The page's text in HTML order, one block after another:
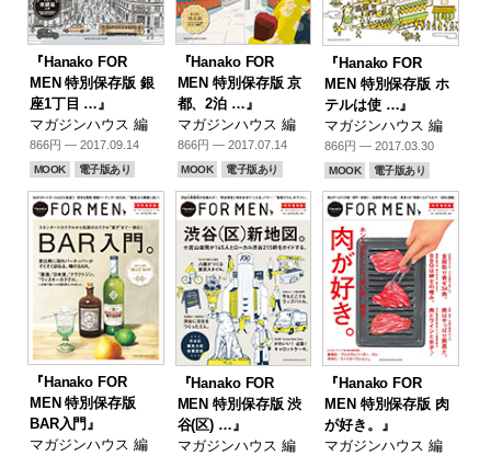
『Hanako FOR
MEN 特別保存版 銀
座1丁目 …』
マガジンハウス 編
866円 — 2017.09.14
MOOK 電子版あり
『Hanako FOR
MEN 特別保存版 京
都、2泊 …』
マガジンハウス 編
866円 — 2017.07.14
MOOK 電子版あり
『Hanako FOR
MEN 特別保存版 ホ
テルは使 …』
マガジンハウス 編
866円 — 2017.03.30
MOOK 電子版あり
『Hanako FOR
MEN 特別保存版
BAR入門』
マガジンハウス 編
『Hanako FOR
MEN 特別保存版 渋
谷(区) …』
マガジンハウス 編
『Hanako FOR
MEN 特別保存版 肉
が好き。』
マガジンハウス 編